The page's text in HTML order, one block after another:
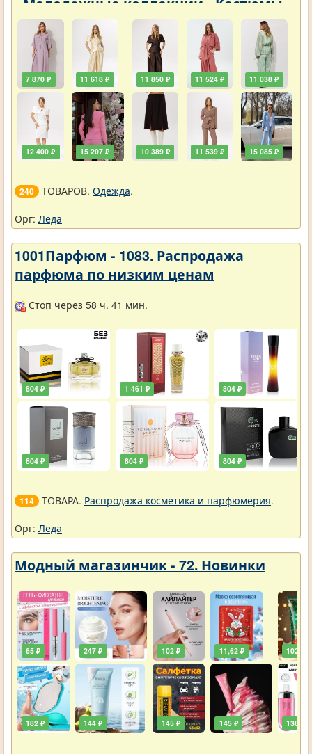
7 870 ₽
12 400 ₽
11 618 ₽
15 207 ₽
11 850 ₽
10 389 ₽
11 524 ₽
11 539 ₽
11 038 ₽
15 085 ₽
240 ТОВАРОВ. Одежда.
Орг: Леда
1001Парфюм - 1083. Распродажа
парфюма по низким ценам
Стоп через 58 ч. 41 мин.
804 ₽
804 ₽
1 461 ₽
804 ₽
804 ₽
804 ₽
114 ТОВАРА. Распродажа косметика и парфюмерия.
Орг: Леда
Модный магазинчик - 72. Новинки
65 ₽
182 ₽
247 ₽
144 ₽
102 ₽
145 ₽
11,62 ₽
145 ₽
102 ₽
138 ₽